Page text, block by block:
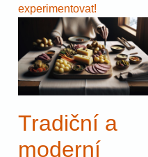
experimentovat!
Tradiční a
moderní